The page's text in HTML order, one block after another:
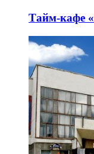
Тайм-кафе